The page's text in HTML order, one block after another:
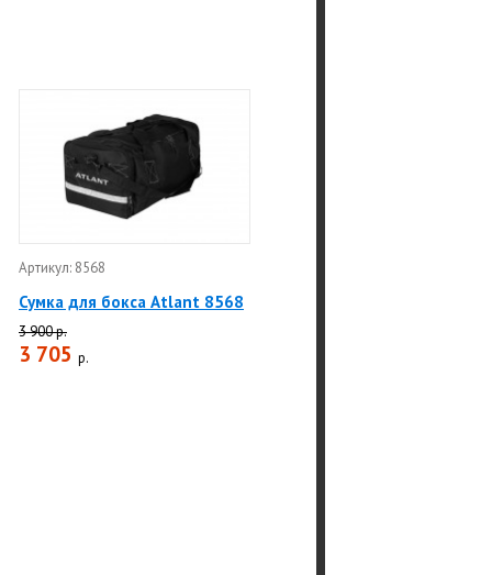
Артикул: 8568
Сумка для бокса Atlant 8568
3 900 р.
3 705 р.